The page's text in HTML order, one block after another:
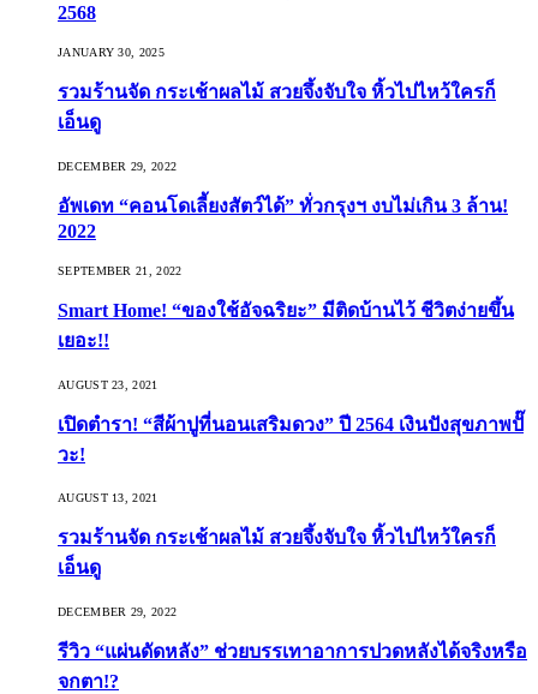
2568
JANUARY 30, 2025
รวมร้านจัด กระเช้าผลไม้ สวยจึ้งจับใจ หิ้วไปไหว้ใครก็
เอ็นดู
DECEMBER 29, 2022
อัพเดท “คอนโดเลี้ยงสัตว์ได้” ทั่วกรุงฯ งบไม่เกิน 3 ล้าน!
2022
SEPTEMBER 21, 2022
Smart Home! “ของใช้อัจฉริยะ” มีติดบ้านไว้ ชีวิตง่ายขึ้น
เยอะ!!
AUGUST 23, 2021
เปิดตำรา! “สีผ้าปูที่นอนเสริมดวง” ปี 2564 เงินปังสุขภาพปั๊
วะ!
AUGUST 13, 2021
รวมร้านจัด กระเช้าผลไม้ สวยจึ้งจับใจ หิ้วไปไหว้ใครก็
เอ็นดู
DECEMBER 29, 2022
รีวิว “แผ่นดัดหลัง” ช่วยบรรเทาอาการปวดหลังได้จริงหรือ
จกตา!?